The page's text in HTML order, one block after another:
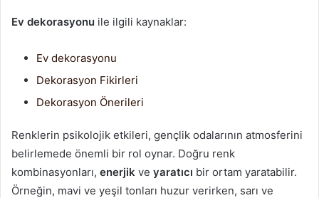
Ev dekorasyonu ile ilgili kaynaklar:
Ev dekorasyonu
Dekorasyon Fikirleri
Dekorasyon Önerileri
Renklerin psikolojik etkileri, gençlik odalarının atmosferini
belirlemede önemli bir rol oynar. Doğru renk
kombinasyonları, enerjik ve yaratıcı bir ortam yaratabilir.
Örneğin, mavi ve yeşil tonları huzur verirken, sarı ve